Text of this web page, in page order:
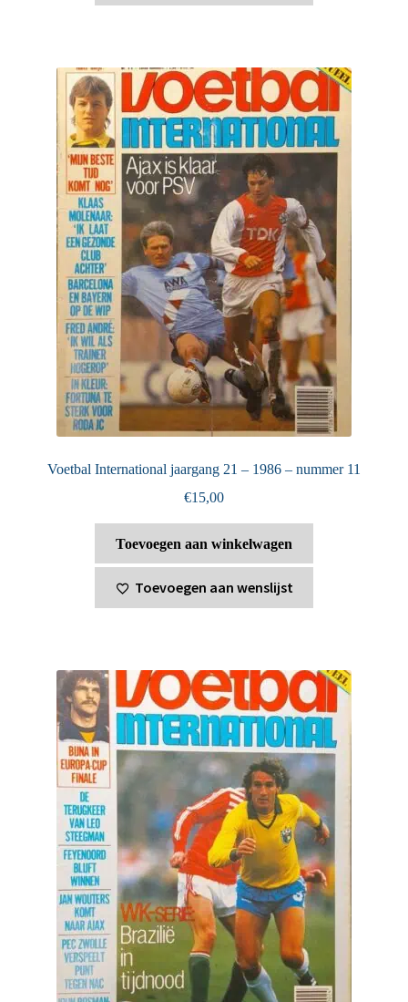
Voetbal International jaargang 21 – 1986 – nummer 11
€15,00
Toevoegen aan winkelwagen
Toevoegen aan wenslijst